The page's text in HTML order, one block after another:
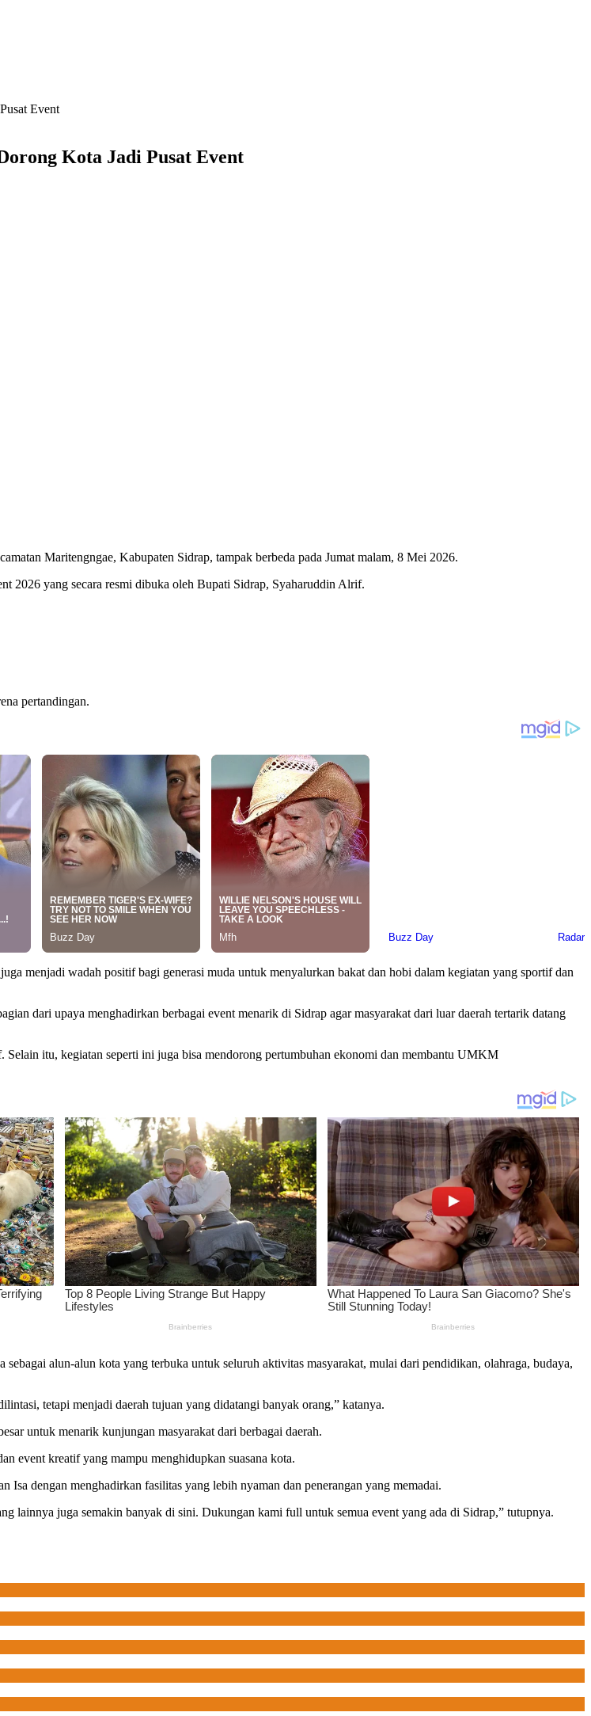
Event
Kota Jadi Pusat Event
Maritengngae, Kabupaten Sidrap, tampak berbeda pada Jumat malam, 8 Mei 2026.
2026 yang secara resmi dibuka oleh Bupati Sidrap, Syaharuddin Alrif.
pertandingan.
menjadi wadah positif bagi generasi muda untuk menyalurkan bakat dan hobi dalam kegiatan yang sportif dan
dari upaya menghadirkan berbagai event menarik di Sidrap agar masyarakat dari luar daerah tertarik datang
itu, kegiatan seperti ini juga bisa mendorong pertumbuhan ekonomi dan membantu UMKM
alun-alun kota yang terbuka untuk seluruh aktivitas masyarakat, mulai dari pendidikan, olahraga, budaya,
tetapi menjadi daerah tujuan yang didatangi banyak orang,” katanya.
untuk menarik kunjungan masyarakat dari berbagai daerah.
event kreatif yang mampu menghidupkan suasana kota.
Isa dengan menghadirkan fasilitas yang lebih nyaman dan penerangan yang memadai.
lainnya juga semakin banyak di sini. Dukungan kami full untuk semua event yang ada di Sidrap,” tutupnya.